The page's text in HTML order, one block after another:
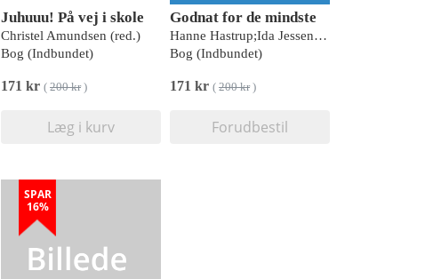
Juhuuu! På vej i skole
Christel Amundsen (red.)
Bog (Indbundet)
171 kr ( 200 kr)
Læg i kurv
Godnat for de mindste
Hanne Hastrup;Ida Jessen;Hanne Bartholin;Peter Nordahl;Rasmus Bregnhøi;Kim Fupz Aakeson;Siri Melchior;Sabine Lemire;Signe Kjær;Mats Letén
Bog (Indbundet)
171 kr ( 200 kr)
Forudbestil
SPAR
16%